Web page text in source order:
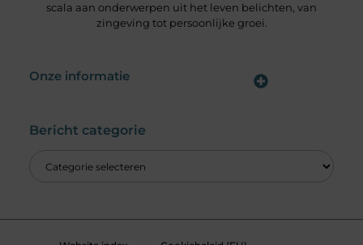
scala aan onderwerpen uit het leven belichten, van
zingeving tot persoonlijke groei.
Onze informatie
Bericht categorie